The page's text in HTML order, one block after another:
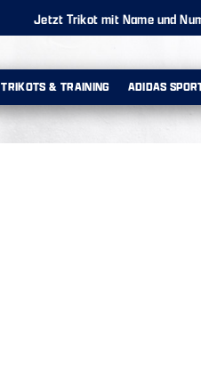
Jetzt Trikot mit Name und
TRIKOTS & TRAINING ADIDAS